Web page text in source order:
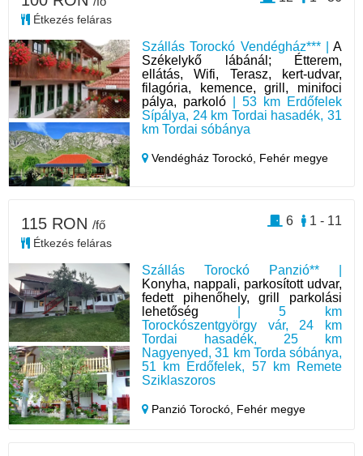
Szállás Torockó Vendégház*** | A
Székelykő lábánál; Étterem,
ellátás, Wifi, Terasz, kert-udvar,
filagória, kemence, grill, minifoci
pálya, parkoló | 53 km Erdőfelek
Sípálya, 24 km Tordai hasadék, 31
km Tordai sóbánya
Vendégház Torockó, Fehér megye
Étkezés feláras
Szállás Torockó Panzió** |
Konyha, nappali, parkosított udvar,
fedett pihenőhely, grill parkolási
lehetőség | 5 km
Torockószentgyörgy vár, 24 km
Tordai hasadék, 25 km
Nagyenyed, 31 km Torda sóbánya,
51 km Erdőfelek, 57 km Remete
Sziklaszoros
Panzió Torockó, Fehér megye
115 RON /fő
Étkezés feláras
1 - 11
6